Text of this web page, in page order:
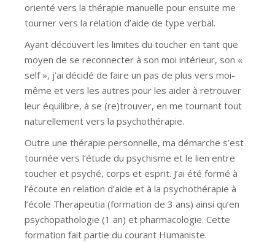
orienté vers la thérapie manuelle pour ensuite me
tourner vers la relation d’aide de type verbal.
Ayant découvert les limites du toucher en tant que
moyen de se reconnecter à son moi intérieur, son «
self », j’ai décidé de faire un pas de plus vers moi-
même et vers les autres pour les aider à retrouver
leur équilibre, à se (re)trouver, en me tournant tout
naturellement vers la psychothérapie.
Outre une thérapie personnelle, ma démarche s’est
tournée vers l’étude du psychisme et le lien entre
toucher et psyché, corps et esprit. J’ai été formé à
l’écoute en relation d’aide et à la psychothérapie à
l’école Therapeutia (formation de 3 ans) ainsi qu’en
psychopathologie (1 an) et pharmacologie. Cette
formation fait partie du courant Humaniste.